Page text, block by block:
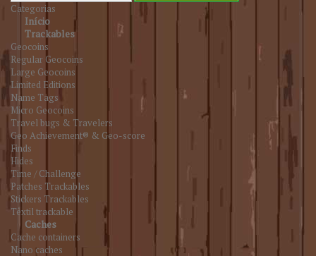
Categorias
Início
Trackables
Geocoins
Regular Geocoins
Large Geocoins
Limited Editions
Name Tags
Micro Geocoins
Travel bugs & Travelers
Geo Achievement® & Geo-score
Finds
Hides
Time / Challenge
Patches Trackables
Stickers Trackables
Têxtil trackable
Caches
Cache containers
Nano caches